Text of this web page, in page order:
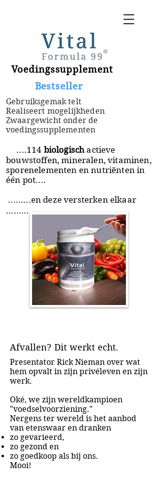
Voedingssupplement
​ Bestseller
Gebruiksgemak telt
Realiseert mogelijkheden
Zwaargewicht onder de
voedingssupplementen
....114 biologischactieve
bouwstoffen, mineralen, vitaminen,
sporenelementen en nutriënten in
één pot....
.........en deze versterken elkaar
.........
Afvallen? Dit werkt echt.
Presentator Rick Nieman over wat
hem opvalt in zijn privéleven en zijn
werk.
Oké, we zijn wereldkampioen
"voedselvoorziening."
Nergens ter wereld is het aanbod
van etenswaar en dranken
zo gevarieerd,
zo gezond en
zo goedkoop als bij ons.
Mooi!